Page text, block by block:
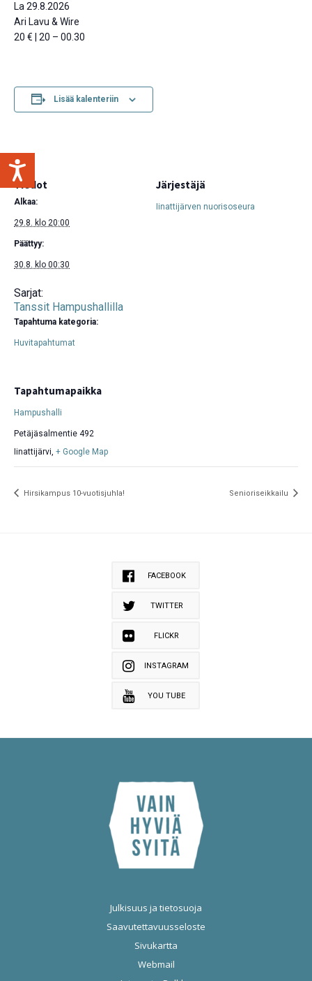
La 29.8.2026
Ari Lavu & Wire
20 € | 20 – 00.30
Lisää kalenteriin
Tiedot
Alkaa:
29.8. klo 20:00
Päättyy:
30.8. klo 00:30
Sarjat:
Tanssit Hampushallilla
Tapahtuma kategoria:
Huvitapahtumat
Tapahtumapaikka
Hampushalli
Petäjäsalmentie 492
Iinattijärvi, + Google Map
Järjestäjä
Iinattijärven nuorisoseura
Hirsikampus 10-vuotisjuhla! Senioriseikkailu
FACEBOOK
TWITTER
FLICKR
INSTAGRAM
YOU TUBE
Julkisuus ja tietosuoja
Saavutettavuusseloste
Sivukartta
Webmail